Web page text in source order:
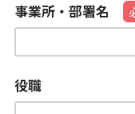
事業所・部署名
役職